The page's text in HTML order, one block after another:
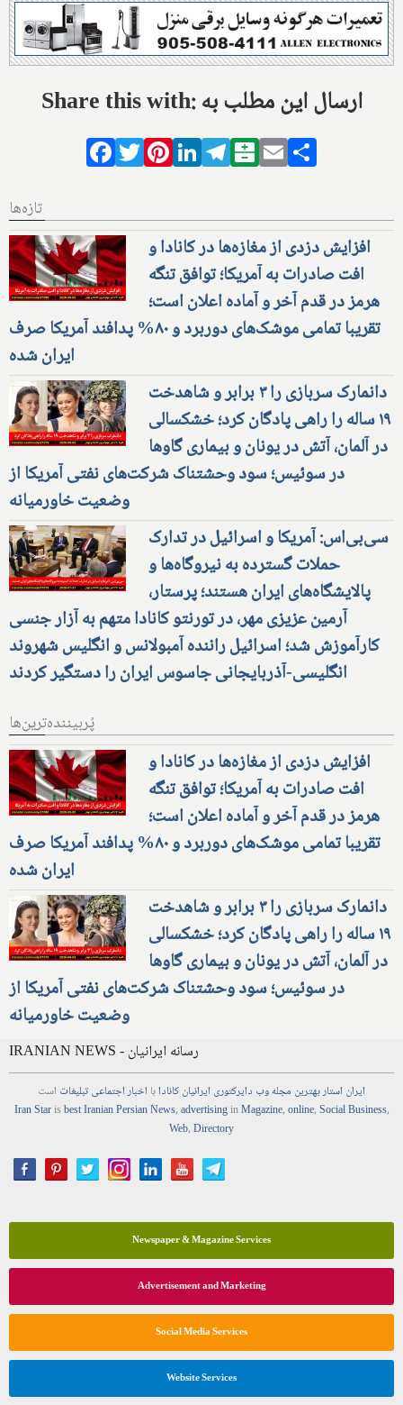
Share this with: ارسال این مطلب به
Facebook
TwitterPinterestLinkedIn
Telegram
Balatarin
Email
تازه‌ها
افزایش دزدی از مغازه‌ها در کانادا و
افت صادرات به آمریکا؛ توافق تنگه
هرمز در قدم آخر و آماده اعلان است؛
تقریبا تمامی موشک‌های دوربرد و ۸۰% پدافند آمریکا صرف
ایران شده
دانمارک سربازی را ۳ برابر و شاهدخت
۱۹ ساله را راهی پادگان کرد؛ خشکسالی
در آلمان، آتش در یونان و بیماری گاوها
در سوئیس؛ سود وحشتناک شرکت‌های نفتی آمریکا از
وضعیت خاورمیانه
سی‌بی‌اس: آمریکا و اسرائیل در تدارک
حملات گسترده به نیروگاه‌ها و
پالایشگاه‌های ایران هستند؛ پرستار،
آرمین عزیزی مهر، در تورنتو کانادا متهم به آزار جنسی
کارآموزش شد؛ اسرائیل راننده آمبولانس و انگلیس شهروند
انگلیسی-آذربایجانی جاسوس ایران را دستگیر کردند
پُربیننده‌ترین‌ها
افزایش دزدی از مغازه‌ها در کانادا و
افت صادرات به آمریکا؛ توافق تنگه
هرمز در قدم آخر و آماده اعلان است؛
تقریبا تمامی موشک‌های دوربرد و ۸۰% پدافند آمریکا صرف
ایران شده
دانمارک سربازی را ۳ برابر و شاهدخت
۱۹ ساله را راهی پادگان کرد؛ خشکسالی
در آلمان، آتش در یونان و بیماری گاوها
در سوئیس؛ سود وحشتناک شرکت‌های نفتی آمریکا از
وضعیت خاورمیانه
IRANIAN NEWS - رسانه ایرانیان
ایران استاربهترین مجلهوب دایرکتوری ایرانیان کانادابا اخباراجتماعیتبلیغات است
Iran Starisbest Iranian PersianNews,advertisinginMagazine,online,Social Business,
Web,Directory
Newspaper & Magazine Services
Advertisement and Marketing
Social Media Services
Website Services